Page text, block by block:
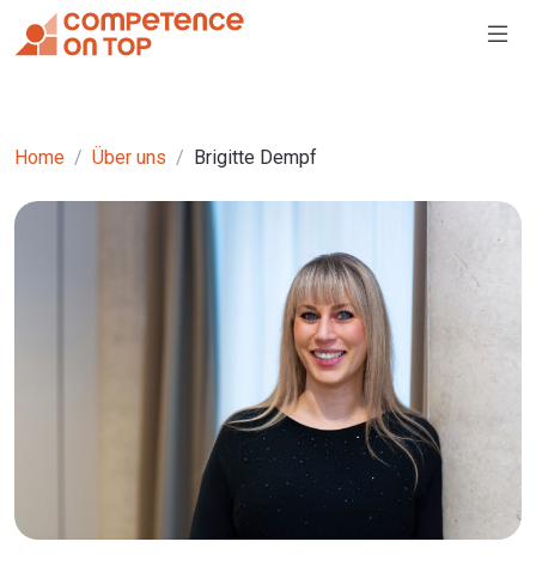
Home Über uns Brigitte Dempf